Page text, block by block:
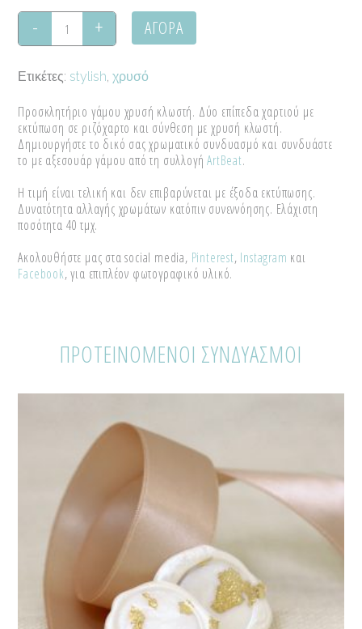
Προσκλητήριο
"Elegance"
quantity
ΑΓΟΡΑ
Ετικέτες: stylish ,χρυσό
Προσκλητήριο γάμου χρυσή κλωστή. Δύο επίπεδα χαρτιού με
εκτύπωση σε ριζόχαρτο και σύνθεση με χρυσή κλωστή.
Δημιουργήστε το δικό σας χρωματικό συνδυασμό και συνδυάστε
το με αξεσουάρ γάμου από τη συλλογήArtBeat.
Η τιμή είναι τελική και δεν επιβαρύνεται με έξοδα εκτύπωσης.
Δυνατότητα αλλαγής χρωμάτων κατόπιν συνεννόησης. Ελάχιστη
ποσότητα 40 τμχ.
Ακολουθήστε μας στα social media, Pinterest, Instagram και
Facebook, για επιπλέον φωτογραφικό υλικό.
ΠΡΟΤΕΙΝΟΜΕΝΟΙ ΣΥΝΔΥΑΣΜΟΙ